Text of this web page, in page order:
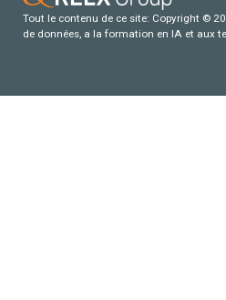
Tout le contenu de ce site: Copyright ©
de données, a la formation en IA et aux